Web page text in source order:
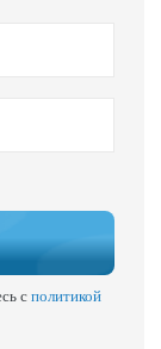
сполитикой